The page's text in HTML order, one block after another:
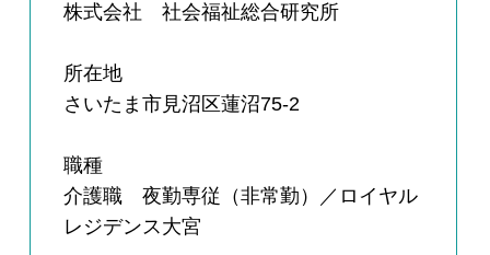
株式会社 社会福祉総合研究所
所在地
さいたま市見沼区蓮沼75-2
職種
介護職 夜勤専従（非常勤）／ロイヤル
レジデンス大宮